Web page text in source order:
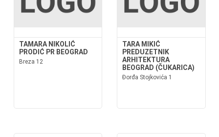
TAMARA NIKOLIĆ
PRODIĆ PR BEOGRAD
Breza 12
TARA MIKIĆ
PREDUZETNIK
ARHITEKTURA
BEOGRAD (ČUKARICA)
Đorđa Stojkovića 1